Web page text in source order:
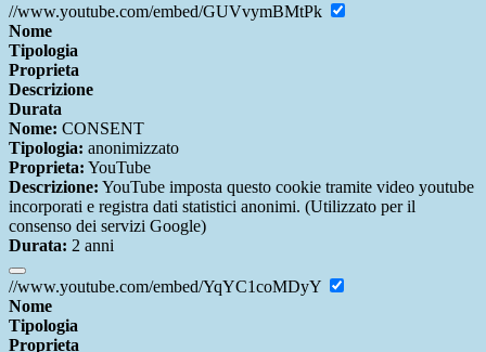
//www.youtube.com/embed/GUVvymBMtPk
Nome
Tipologia
Proprieta
Descrizione
Durata
Nome: CONSENT
Tipologia: anonimizzato
Proprieta: YouTube
Descrizione: YouTube imposta questo cookie tramite video youtube
incorporati e registra dati statistici anonimi. (Utilizzato per il
consenso dei servizi Google)
Durata: 2 anni
//www.youtube.com/embed/YqYC1coMDyY
Nome
Tipologia
Proprieta